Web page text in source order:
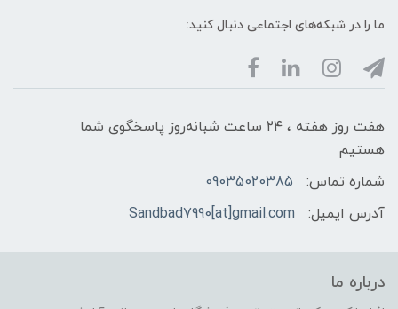
ما را در شبکه‌های اجتماعی دنبال کنید:
هفت روز هفته ، ۲۴ ساعت شبانه‌روز پاسخگوی شما
هستیم
شماره تماس:
09035020385
آدرس ایمیل:
Sandbad7990[at]gmail.com
درباره ما